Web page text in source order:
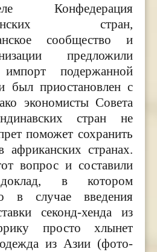
Конфедерация
стран,
сообщество и
предложили
импорт подержанной
был приостановлен с
экономисты Совета
стран не
поможет сохранить
африканских странах.
вопрос и составили
доклад, в котором
в случае введения
секонд-хенда из
просто хлынет
из Азии (фото-